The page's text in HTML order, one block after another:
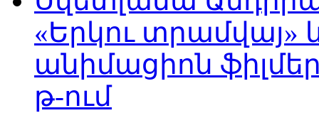
«Երկու տրամվայ»
անիմացիոն
թ-ում